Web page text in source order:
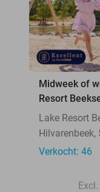
Midweek of
Resort
Beekse Bergen
Lake Resort
Hilvarenbeek,
Verkocht: 46